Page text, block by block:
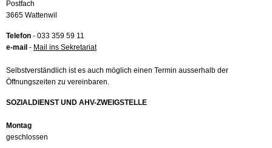
Postfach
3665 Wattenwil
Telefon - 033 359 59 11
e-mail - Mail ins Sekretariat
Selbstverständlich ist es auch möglich einen Termin ausserhalb der
Öffnungszeiten zu vereinbaren.
SOZIALDIENST UND AHV-ZWEIGSTELLE
Montag
geschlossen